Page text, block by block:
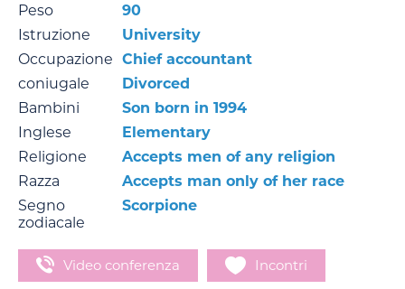
Peso
90
Istruzione
University
Occupazione Chief accountant
coniugale
Divorced
Bambini
Son born in 1994
Inglese
Elementary
Religione
Accepts men of any religion
Razza
Accepts man only of her race
Segno
zodiacale
Scorpione
Video conferenza Incontri